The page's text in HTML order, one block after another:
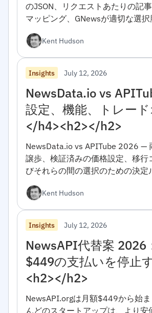
のJSON、リクエストあたりの記
マッピング、GNewsが適切な選択
Kent Hudson
Insights July 12, 2026
NewsData.io vs
設定、機能、トレー
</h4><h2></h2>
NewsData.io vs APITube 2026 —
譲歩、検証済みの価格設定、移行
びそれらの間の選択のための決定
Kent Hudson
Insights July 12, 2026
NewsAPI代替案 2026
$449の支払いを停止
<h2></h2>
NewsAPI.orgは月額$449から始
んどのスタートアップは、より安